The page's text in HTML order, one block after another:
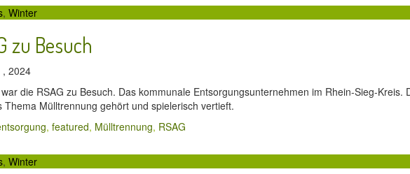
, Winter
zu Besuch
2024
die RSAG zu Besuch. Das kommunale Entsorgungsunternehmen im Rhein-Sieg-
Thema Mülltrennung gehört und spielerisch vertieft.
, featured, Mülltrennung, RSAG
, Winter